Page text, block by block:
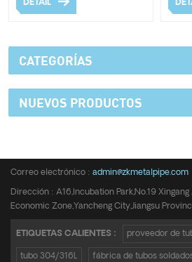
DETAIL
CATEGORÍAS
NUEVOS PRODUCTOS
Correo electrónico : admin@zkmetalpipe.com
Dirección : A16,Incubation Park,No.19
Economic Zone,Yancheng City,Jiangsu
ETIQUETAS CALIENTES : proveedor de
tubo 304/316L fábrica de tubos